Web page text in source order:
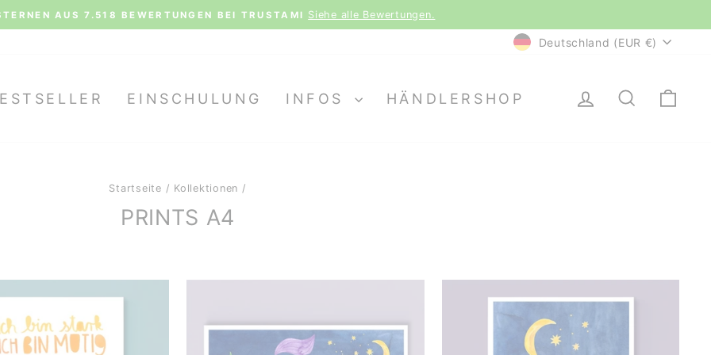
Pause
VERSAND AB 70€ (D) | 100€ (AT, LX) | 150€ (CH)
WÄHRUNG
Deutschland (EUR €)
EINSCHULUNG INFOS HÄNDLERSHOP EINLOGGEN
SUCHE
Startseite / Kollektionen /
PRINTS A4